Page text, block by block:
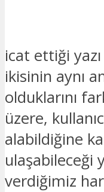
icat ettiği
ikisinin aynı
olduklarını
üzere,
alabildiğine
verdiğimiz